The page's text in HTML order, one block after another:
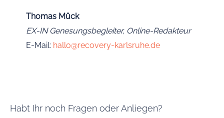
Thomas Mück
EX-IN Genesungsbegleiter, Online-Redakteur
E-Mail: hallo@recovery-karlsruhe.de
Habt Ihr noch Fragen oder Anliegen?